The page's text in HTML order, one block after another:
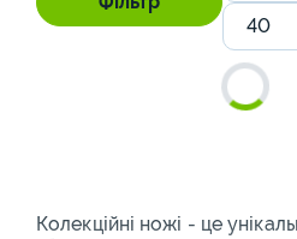
40
Колекційні ножі - це